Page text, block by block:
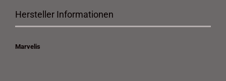
Hersteller Informationen
Marvelis